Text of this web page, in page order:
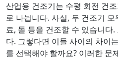
산업용 건조기는 수평 회전 건
로 나뉩니다. 사실, 두 건조기 모
료, 돌 등을 건조할 수 있습니다
다. 그렇다면 이들 사이의 차이
를 선택해야 할까요? 이러한 문